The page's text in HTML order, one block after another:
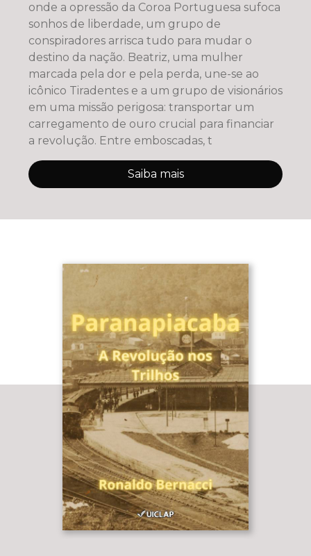
onde a opressão da Coroa Portuguesa sufoca
sonhos de liberdade, um grupo de
conspiradores arrisca tudo para mudar o
destino da nação. Beatriz, uma mulher
marcada pela dor e pela perda, une-se ao
icônico Tiradentes e a um grupo de visionários
em uma missão perigosa: transportar um
carregamento de ouro crucial para financiar
a revolução. Entre emboscadas, t
Saiba mais